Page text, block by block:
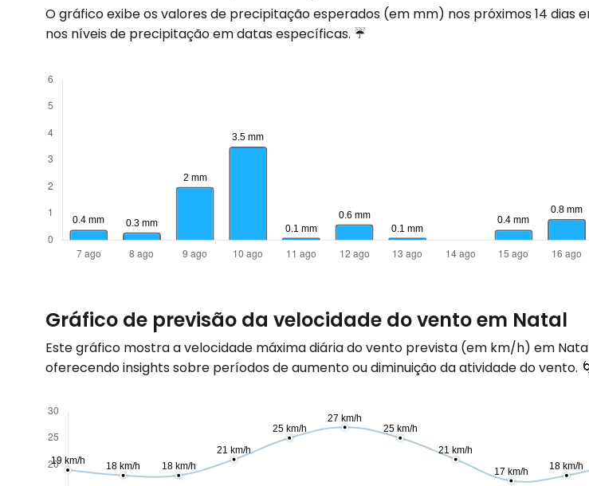
O gráfico exibe os valores de precipitação esperados (em mm) nos próximos 14 dias
nos níveis de precipitação em datas específicas. ☔
Gráfico de previsão da velocidade do vento em Natal
Este gráfico mostra a velocidade máxima diária do vento prevista (em km/h) em
oferecendo insights sobre períodos de aumento ou diminuição da atividade do vento.